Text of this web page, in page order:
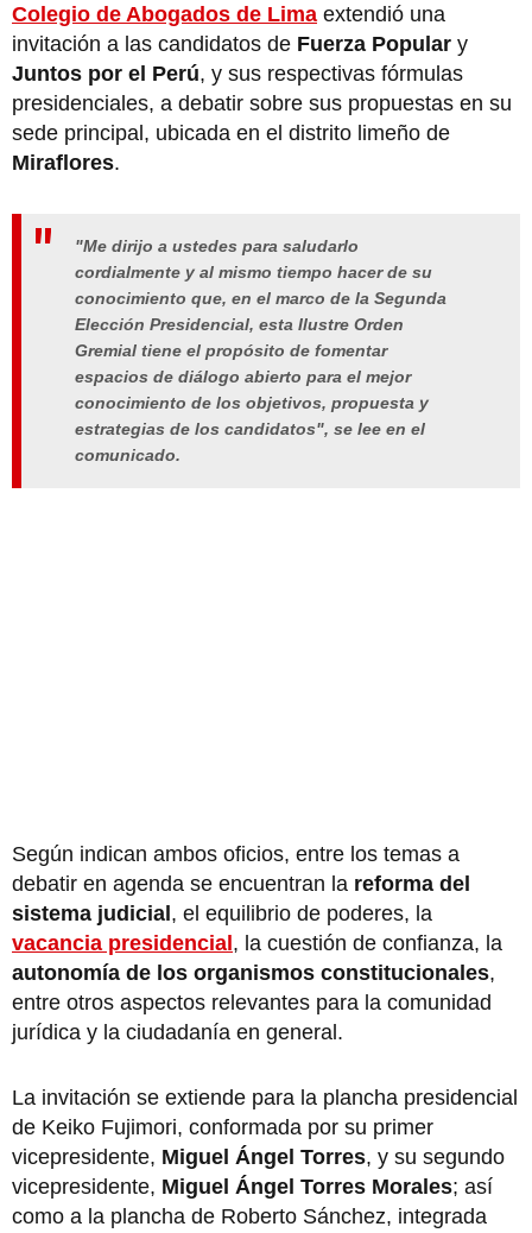
Colegio de Abogados de Lima extendió una
invitación a las candidatos de Fuerza Popular y
Juntos por el Perú, y sus respectivas fórmulas
presidenciales, a debatir sobre sus propuestas en su
sede principal, ubicada en el distrito limeño de
Miraflores.
"Me dirijo a ustedes para saludarlo
cordialmente y al mismo tiempo hacer de su
conocimiento que, en el marco de la Segunda
Elección Presidencial, esta Ilustre Orden
Gremial tiene el propósito de fomentar
espacios de diálogo abierto para el mejor
conocimiento de los objetivos, propuesta y
estrategias de los candidatos", se lee en el
comunicado.
Según indican ambos oficios, entre los temas a
debatir en agenda se encuentran la reforma del
sistema judicial , el equilibrio de poderes, la
vacancia presidencial , la cuestión de confianza, la
autonomía de los organismos constitucionales,
entre otros aspectos relevantes para la comunidad
jurídica y la ciudadanía en general.
La invitación se extiende para la plancha presidencial
de Keiko Fujimori, conformada por su primer
vicepresidente, Miguel Ángel Torres, y su segundo
vicepresidente, Miguel Ángel Torres Morales; así
como a la plancha de Roberto Sánchez, integrada